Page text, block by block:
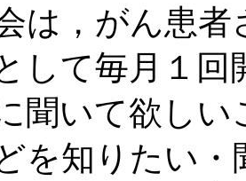
は，がん患者
して毎月１回
聞いて欲しい
を知りたい